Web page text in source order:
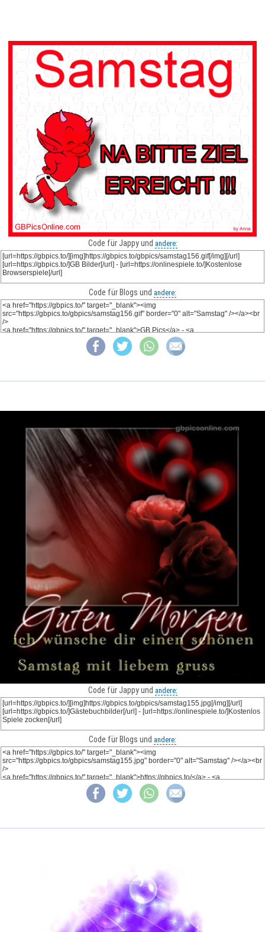
Code für Jappy und andere:
Code für Blogs und andere:
Code für Jappy und andere:
Code für Blogs und andere: